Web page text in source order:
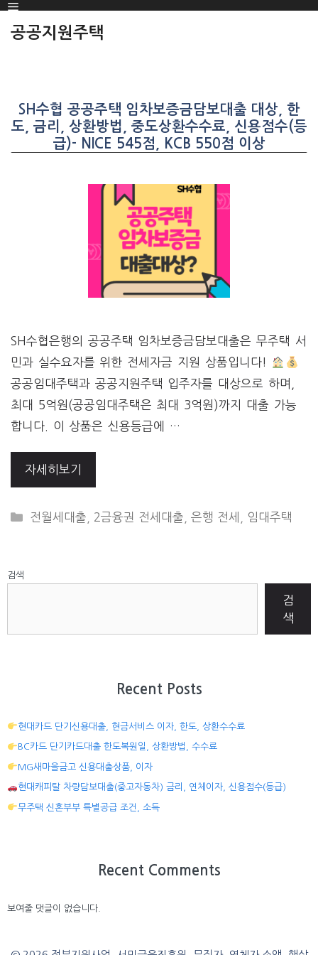
SKIP
TO
Menu
공공지원주택
SH수협 공공주택 임차보증금담보대출 대상, 한
도, 금리, 상환방법, 중도상환수수료, 신용점수(등
급)- NICE 545점, KCB 550점 이상
SH수협은행의 공공주택 임차보증금담보대출은 무주택 서
민과 실수요자를 위한 전세자금 지원 상품입니다!
공공임대주택과 공공지원주택 입주자를 대상으로 하며,
최대 5억원(공공임대주택은 최대 3억원)까지 대출 가능
합니다. 이 상품은 신용등급에 …
자세히보기
CATEGORIES
전월세대출 2금융권 전세대출 ,은행 전세 임대주택
검색
검
색
Recent Posts
현대카드 단기신용대출, 현금서비스 이자, 한도, 상환수수료
BC카드 단기카드대출 한도복원일, 상환방법, 수수료
MG새마을금고 신용대출상품, 이자
현대캐피탈 차량담보대출(중고자동차) 금리, 연체이자, 신용점수(등급)
무주택 신혼부부 특별공급 조건, 소득
Recent Comments
보여줄 댓글이 없습니다.